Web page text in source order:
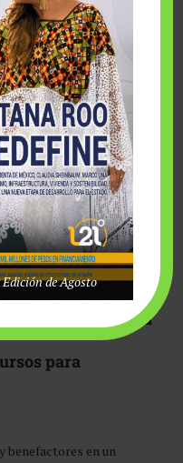
México unieron
de una …
para
benefactores en un
de Agosto